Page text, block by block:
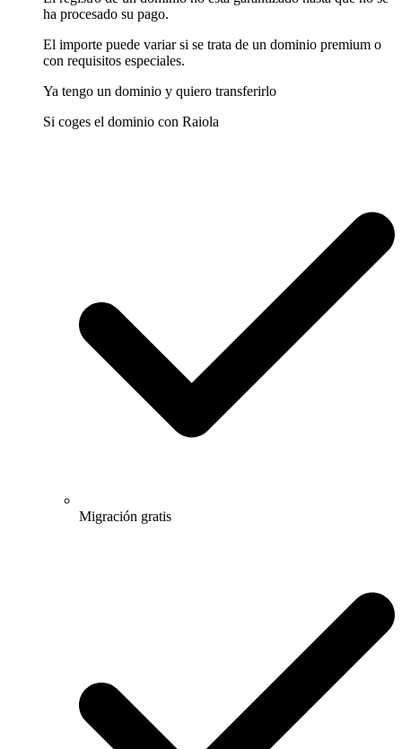
ha procesado su pago.
El importe puede variar si se trata de un dominio premium o
con requisitos especiales.
Ya tengo un dominio y quiero transferirlo
Si coges el dominio con Raiola
Migración gratis